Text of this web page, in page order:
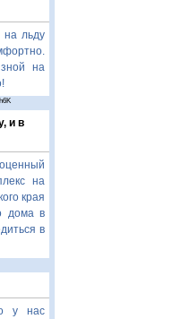
на льду
на
и в
на
края
дома в
в
у нас